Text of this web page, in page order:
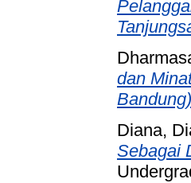
dan
Diana,
Sebagai